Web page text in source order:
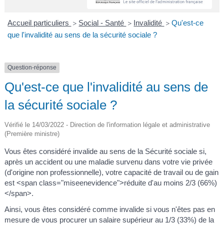
R
E
Accueil particuliers > Social - Santé > Invalidité > Qu'est-ce
que l'invalidité au sens de la sécurité sociale ?
Question-réponse
Qu'est-ce que l'invalidité au sens de
la sécurité sociale ?
Vérifié le 14/03/2022 - Direction de l'information légale et administrative
(Première ministre)
Vous êtes considéré invalide au sens de la Sécurité sociale si,
après un accident ou une maladie survenu dans votre vie privée
(d'origine non professionnelle), votre capacité de travail ou de gain
est <span class="miseenevidence">réduite d'au moins 2/3 (66%)
</span>.
Ainsi, vous êtes considéré comme invalide si vous n'êtes pas en
mesure de vous procurer un salaire supérieur au 1/3 (33%) de la